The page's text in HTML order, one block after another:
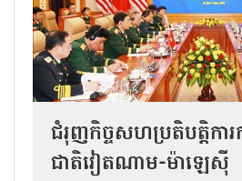
ជំរុញកិច្ចសហប្រតិបត្តិការក
ជាតិវៀតណាម-ម៉ាឡេស៊ី